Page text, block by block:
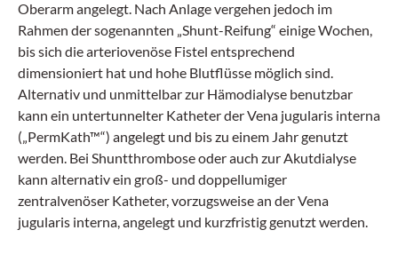
Oberarm angelegt. Nach Anlage vergehen jedoch im
Rahmen der sogenannten „Shunt-Reifung“ einige Wochen,
bis sich die arteriovenöse Fistel entsprechend
dimensioniert hat und hohe Blutflüsse möglich sind.
Alternativ und unmittelbar zur Hämodialyse benutzbar
kann ein untertunnelter Katheter der Vena jugularis interna
(„PermKath™“) angelegt und bis zu einem Jahr genutzt
werden. Bei Shuntthrombose oder auch zur Akutdialyse
kann alternativ ein groß- und doppellumiger
zentralvenöser Katheter, vorzugsweise an der Vena
jugularis interna, angelegt und kurzfristig genutzt werden.